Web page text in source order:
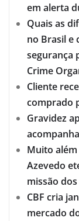
em alerta
Quais as
no Brasil e
segurança
Crime
Cliente
comprado
Gravidez
Muito
Azevedo
missão
CBF cria
mercado